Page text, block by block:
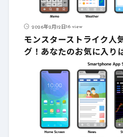
2026年2月12日16 view
モンスターストライク人
グ！あなたのお気に入り